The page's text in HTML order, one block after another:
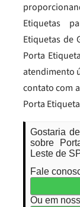
Etiquetas
Etiquetas de
Porta
atendimento
contato com
Porta
Gostaria
sobre
Leste de
Fale
Ou em